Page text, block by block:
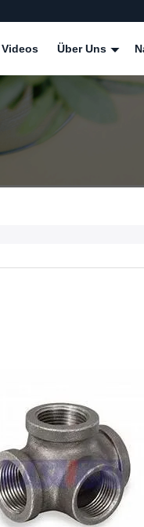
Videos Über Uns